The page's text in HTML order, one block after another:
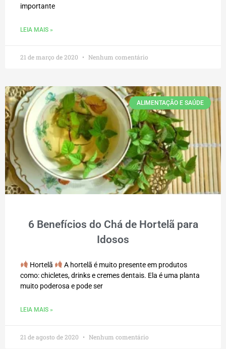
importante
LEIA MAIS »
21 de março de 2020 Nenhum comentário
ALIMENTAÇÃO E SAÚDE
6 Benefícios do Chá de Hortelã para
Idosos
Hortelã
A hortelã é muito presente em produtos
como: chicletes, drinks e cremes dentais. Ela é uma planta
muito poderosa e pode ser
LEIA MAIS »
21 de agosto de 2020 Nenhum comentário